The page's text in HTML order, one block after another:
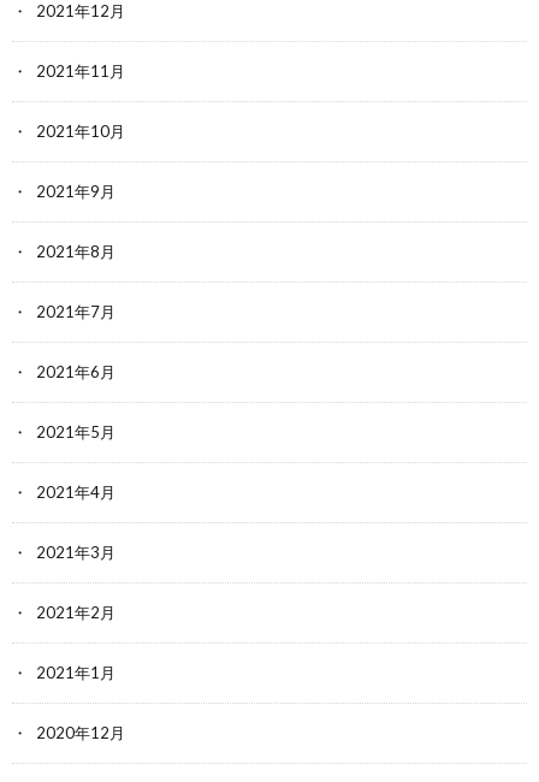
2021年12月
2021年11月
2021年10月
2021年9月
2021年8月
2021年7月
2021年6月
2021年5月
2021年4月
2021年3月
2021年2月
2021年1月
2020年12月